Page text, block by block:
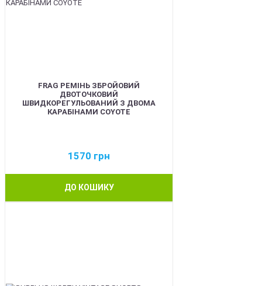
FRAG РЕМІНЬ ЗБРОЙОВИЙ
ДВОТОЧКОВИЙ
ШВИДКОРЕГУЛЬОВАНИЙ З ДВОМА
КАРАБІНАМИ COYOTE
1570 грн
ДО КОШИКУ